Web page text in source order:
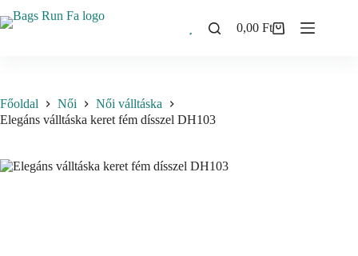
to
Shopping
0,00Ft
Főoldal Női
Női válltáska
Elegáns válltáska keret fém dísszel DH103